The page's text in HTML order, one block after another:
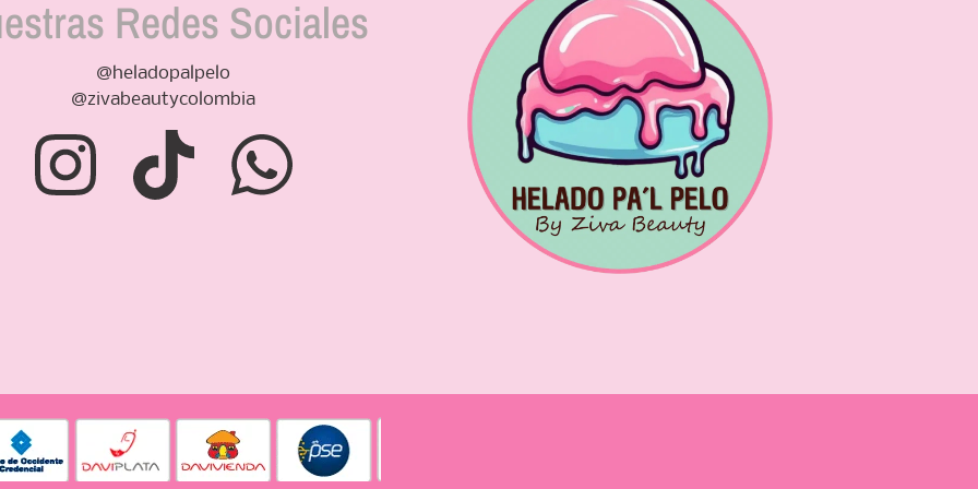
Redes Sociales
@heladopalpelo
@zivabeautycolombia